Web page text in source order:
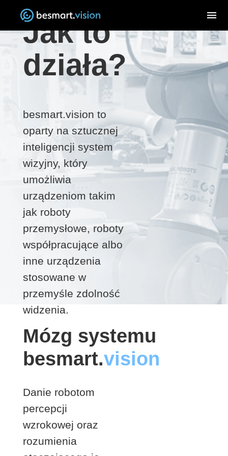
menu
Jak to
działa?
besmart.vision to
oparty na sztucznej
inteligencji system
wizyjny, który
umożliwia
urządzeniom takim
jak roboty
przemysłowe, roboty
współpracujące albo
inne urządzenia
stosowane w
przemyśle zdolność
widzenia.
Mózg systemu
besmart.vision
Danie robotom
percepcji
wzrokowej oraz
rozumienia